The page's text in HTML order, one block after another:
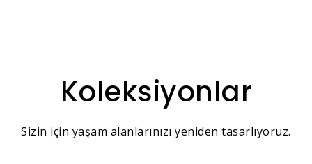
Koleksiyonlar
Sizin için yaşam alanlarınızı yeniden tasarlıyoruz.